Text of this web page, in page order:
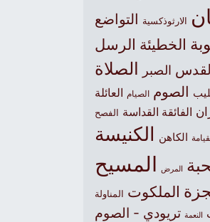
الارثوذكسية التواضع
الخطيئة الرسل
الصبر الصلاة
الصوم الصيام العائلة
الفائقة القداسة الفصح
الكاهن الكنيسة
المرض المسيح
الملكوت المناولة
النعمة تريودي - الصوم